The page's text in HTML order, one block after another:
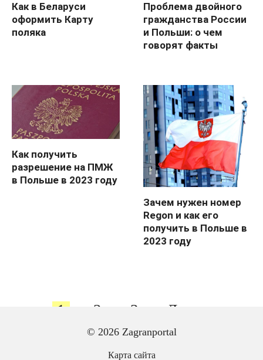
Как в Беларуси
оформить Карту
поляка
Проблема двойного
гражданства России
и Польши: о чем
говорят факты
Как получить
разрешение на ПМЖ
в Польше в 2023 году
Зачем нужен номер
Regon и как его
получить в Польше в
2023 году
1 2 3 Далее
© 2026 Zagranportal
Карта сайта